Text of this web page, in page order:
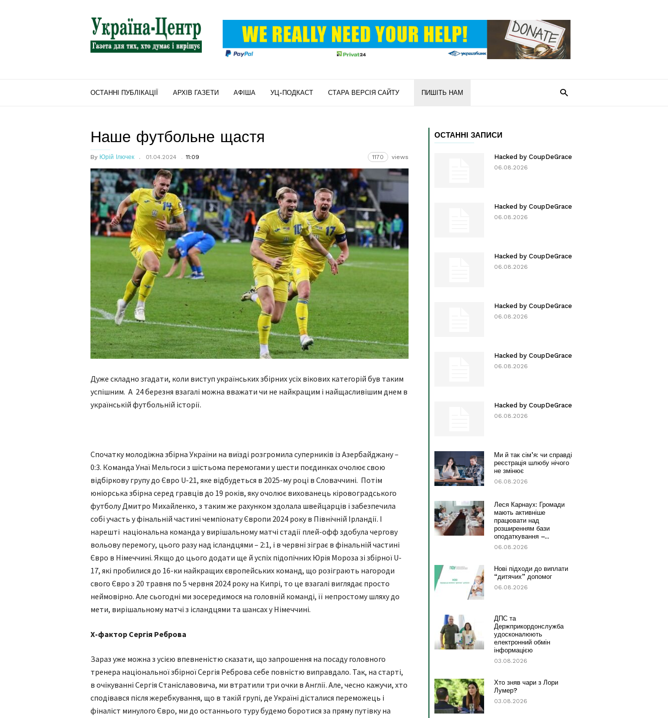
"Україна-
Центр"
ОСТАННІ ПУБЛІКАЦІЇ АРХІВ ГАЗЕТИ АФІША УЦ-ПОДКАСТ СТАРА ВЕРСІЯ САЙТУ ПИШІТЬ НАМ
Наше футбольне щастя
By Юрій Ілючек 01.04.2024 11:09 1170 views
Дуже складно згадати, коли виступ українських збірних усіх вікових категорій був таким
успішним. А 24 березня взагалі можна вважати чи не найкращим і найщасливішим днем в
українській футбольній історії.
Спочатку молодіжна збірна України на виїзді розгромила суперників із Азербайджану –
0:3. Команда Унаї Мельгоси з шістьома перемогами у шести поєдинках очолює свою
відбіркову групу до Євро U-21, яке відбудеться в 2025-му році в Словаччині. Потім
юніорська збірна серед гравців до 19 років, яку очолює вихованець кіровоградського
футболу Дмитро Михайленко, з таким же рахунком здолала швейцарців і забезпечила
собі участь у фінальній частині чемпіонату Європи 2024 року в Північній Ірландії. І
нарешті національна команда у вирішальному матчі стадії плей-офф здобула чергову
вольову перемогу, цього разу над ісландцями – 2:1, і в червні зіграє в фінальній частині
Євро в Німеччині. Якщо до цього додати ще й успіх підопічних Юрія Мороза зі збірної U-
17, які пробилися до 16-ки найкращих європейських команд, що розіграють нагороди
свого Євро з 20 травня по 5 червня 2024 року на Кипрі, то це взагалі виглядає просто
неймовірно. Але сьогодні ми зосередимося на головній команді, її непростому шляху до
мети, вирішальному матчі з ісландцями та шансах у Німеччині.
Х-фактор Сергія Реброва
Зараз уже можна з усією впевненістю сказати, що запрошення на посаду головного
тренера національної збірної Сергія Реброва себе повністю виправдало. Так, на старті,
в очікуванні Сергія Станіславовича, ми втратили три очки в Англії. Але, чесно кажучи, хто
сподівався після жеребкування, що в такій групі, де Україні дісталися переможець і
фіналіст минулого Євро, ми до останнього туру будемо боротися за пряму путівку на
ОСТАННІ ЗАПИСИ
Hacked by CoupDeGrace
06.08.2026
Hacked by CoupDeGrace
06.08.2026
Hacked by CoupDeGrace
06.08.2026
Hacked by CoupDeGrace
06.08.2026
Hacked by CoupDeGrace
06.08.2026
Hacked by CoupDeGrace
06.08.2026
Ми й так сім’я: чи справді
реєстрація шлюбу нічого
не змінює
06.08.2026
Леся Карнаух: Громади
мають активніше
працювати над
розширенням бази
оподаткування –...
06.08.2026
Нові підходи до виплати
“дитячих” допомог
06.08.2026
ДПС та
Держприкордонслужба
удосконалюють
електронний обмін
інформацією
03.08.2026
Хто зняв чари з Лори
Лумер?
03.08.2026